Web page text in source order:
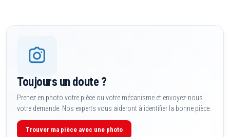
Toujours un doute ?
Prenez en photo votre pièce ou votre mécanisme et envoyez-nous
votre demande. Nos experts vous aideront à identifier la bonne pièce.
Trouver ma pièce avec une photo